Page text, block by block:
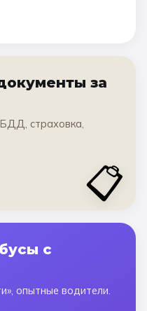
за
страховка,
📋
с
опытные водители.